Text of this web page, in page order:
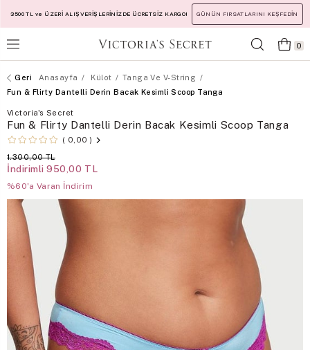
3500 TL ve ÜZERİ ALIŞVERİŞLERİNİZDE ÜCRETSİZ KARGO! GÜNÜN FIRSATLARINI KEŞFEDİN
0
Anasayfa Külot
Tanga Ve V-String
Fun & Flirty Dantelli Derin Bacak Kesimli Scoop Tanga
Victoria's Secret
Fun & Flirty Dantelli Derin Bacak Kesimli Scoop Tanga
0,00
1.300,00 TL
İndirimli 950,00 TL
%60'a Varan İndirim